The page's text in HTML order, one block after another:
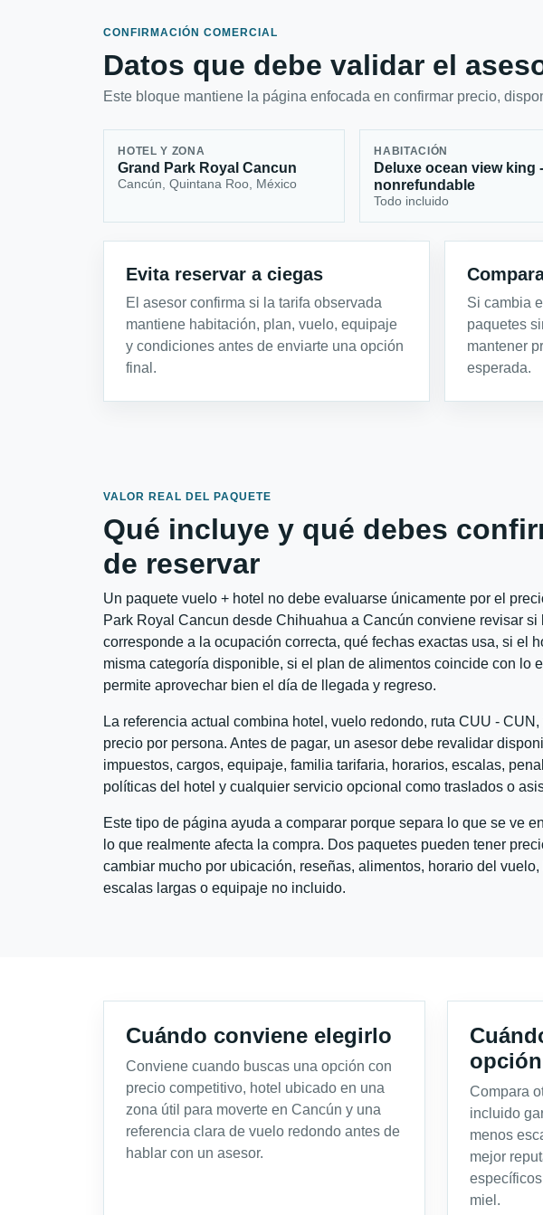
CONFIRMACIÓN COMERCIAL
Datos que debe validar el
Este bloque mantiene la página enfocada en confirmar precio,
HOTEL Y ZONA
Grand Park Royal Cancun
Cancún, Quintana Roo, México
HABITACIÓN
Deluxe ocean view king -
nonrefundable
Todo incluido
Evita reservar a ciegas
El asesor confirma si la tarifa observada
mantiene habitación, plan, vuelo, equipaje
y condiciones antes de enviarte una opción
final.
Si cambia
paquetes
mantener
esperada.
VALOR REAL DEL PAQUETE
Qué incluye y qué debes
de reservar
Un paquete vuelo + hotel no debe evaluarse únicamente por el
Park Royal Cancun desde Chihuahua a Cancún conviene revisar si
corresponde a la ocupación correcta, qué fechas exactas usa, si el
misma categoría disponible, si el plan de alimentos coincide con lo
permite aprovechar bien el día de llegada y regreso.
La referencia actual combina hotel, vuelo redondo, ruta CUU -
precio por persona. Antes de pagar, un asesor debe revalidar
impuestos, cargos, equipaje, familia tarifaria, horarios, escalas,
políticas del hotel y cualquier servicio opcional como traslados o
Este tipo de página ayuda a comparar porque separa lo que se ve
lo que realmente afecta la compra. Dos paquetes pueden tener
cambiar mucho por ubicación, reseñas, alimentos, horario del
escalas largas o equipaje no incluido.
Cuándo conviene elegirlo
Conviene cuando buscas una opción con
precio competitivo, hotel ubicado en una
zona útil para moverte en Cancún y una
referencia clara de vuelo redondo antes de
hablar con un asesor.
opción
Compara
incluido
menos
mejor
miel.